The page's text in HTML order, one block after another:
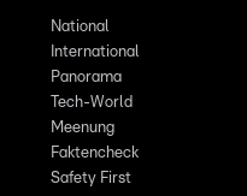
National
International
Panorama
Tech-World
Meenung
Faktencheck
Safety First